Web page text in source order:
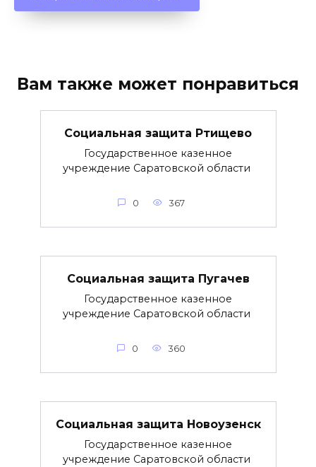
Вам также может понравиться
Социальная защита Ртищево
Государственное казенное
учреждение Саратовской области
0 367
Социальная защита Пугачев
Государственное казенное
учреждение Саратовской области
0 360
Социальная защита Новоузенск
Государственное казенное
учреждение Саратовской области